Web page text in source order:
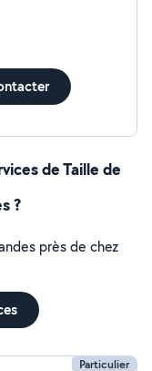
de Taille de
?
près de chez
Particulier